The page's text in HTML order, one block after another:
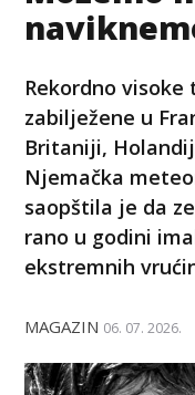
Rekordno
zabilježene u
Britaniji,
Njemačka
saopštila je da
rano u godini
ekstremnih
MAGAZIN 06. 07. 2026.